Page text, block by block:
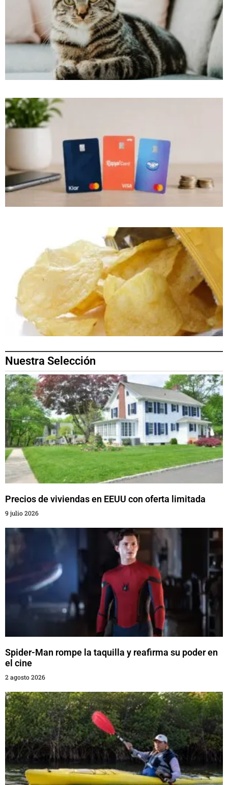
Nuestra Selección
Precios de viviendas en EEUU con oferta limitada
9 julio 2026
Spider-Man rompe la taquilla y reafirma su poder en
el cine
2 agosto 2026